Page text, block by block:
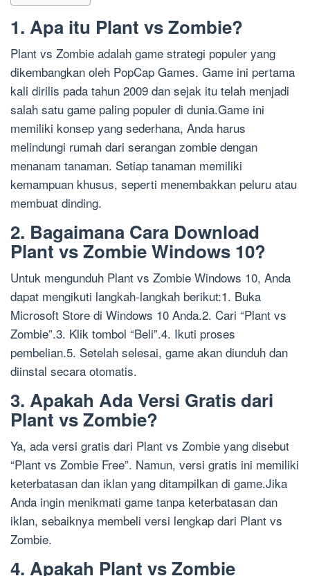
1. Apa itu Plant vs Zombie?
Plant vs Zombie adalah game strategi populer yang
dikembangkan oleh PopCap Games. Game ini pertama
kali dirilis pada tahun 2009 dan sejak itu telah menjadi
salah satu game paling populer di dunia.Game ini
memiliki konsep yang sederhana, Anda harus
melindungi rumah dari serangan zombie dengan
menanam tanaman. Setiap tanaman memiliki
kemampuan khusus, seperti menembakkan peluru atau
membuat dinding.
2. Bagaimana Cara Download
Plant vs Zombie Windows 10?
Untuk mengunduh Plant vs Zombie Windows 10, Anda
dapat mengikuti langkah-langkah berikut:1. Buka
Microsoft Store di Windows 10 Anda.2. Cari “Plant vs
Zombie”.3. Klik tombol “Beli”.4. Ikuti proses
pembelian.5. Setelah selesai, game akan diunduh dan
diinstal secara otomatis.
3. Apakah Ada Versi Gratis dari
Plant vs Zombie?
Ya, ada versi gratis dari Plant vs Zombie yang disebut
“Plant vs Zombie Free”. Namun, versi gratis ini memiliki
keterbatasan dan iklan yang ditampilkan di game.Jika
Anda ingin menikmati game tanpa keterbatasan dan
iklan, sebaiknya membeli versi lengkap dari Plant vs
Zombie.
4. Apakah Plant vs Zombie